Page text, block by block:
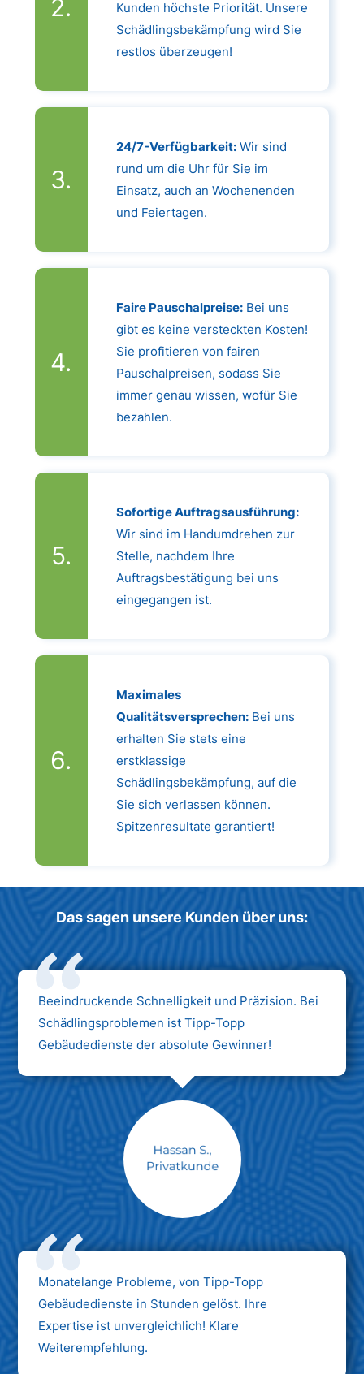
Kunden höchste Priorität. Unsere
Schädlingsbekämpfung wird Sie
restlos überzeugen!
24/7-Verfügbarkeit:Wir sind
rund um die Uhr für Sie im
Einsatz, auch an Wochenenden
und Feiertagen.
Faire Pauschalpreise:Bei uns
gibt es keine versteckten Kosten!
Sie profitieren von fairen
Pauschalpreisen, sodass Sie
immer genau wissen, wofür Sie
bezahlen.
Sofortige Auftragsausführung:
Wir sind im Handumdrehen zur
Stelle, nachdem Ihre
Auftragsbestätigung bei uns
eingegangen ist.
Maximales
Qualitätsversprechen:Bei uns
erhalten Sie stets eine
erstklassige
Schädlingsbekämpfung, auf die
Sie sich verlassen können.
Spitzenresultate garantiert!
Das sagen unsere Kunden über uns:
Beeindruckende Schnelligkeit und Präzision. Bei
Schädlingsproblemen ist Tipp-Topp
Gebäudedienste der absolute Gewinner!
Monatelange Probleme, von Tipp-Topp
Gebäudedienste in Stunden gelöst. Ihre
Expertise ist unvergleichlich! Klare
Weiterempfehlung.